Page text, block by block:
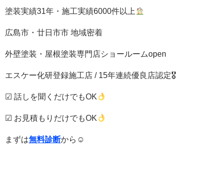
塗装実績31年・施工実績6000件以上
広島市・廿日市市 地域密着
外壁塗装・屋根塗装専門店ショールームopen
エスケー化研登録施工店 / 15年連続優良店認定🎖
☑ 話しを聞くだけでもOK
☑ お見積もりだけでもOK
まずは無料診断から☺